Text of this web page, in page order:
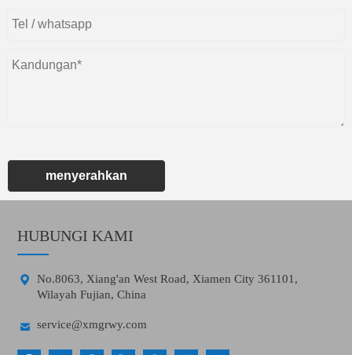
menyerahkan
HUBUNGI KAMI

No.8063, Xiang'an West Road, Xiamen City 361101,
Wilayah Fujian, China
 service@xmgrwy.com